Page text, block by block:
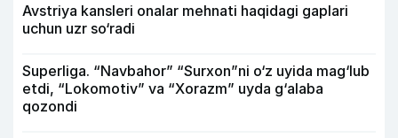
Avstriya kansleri onalar mehnati haqidagi gaplari
uchun uzr so‘radi
Superliga. “Navbahor” “Surxon”ni o‘z uyida mag‘lub
etdi, “Lokomotiv” va “Xorazm” uyda g‘alaba
qozondi